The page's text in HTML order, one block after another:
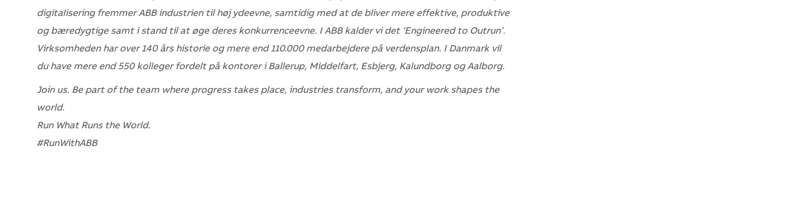
digitalisering fremmer ABB industrien til høj ydeevne, samtidig med at de bliver mere effektive, produktive
og bæredygtige samt i stand til at øge deres konkurrenceevne. I ABB kalder vi det ‘Engineered to Outrun’.
Virksomheden har over 140 års historie og mere end 110.000 medarbejdere på verdensplan. I Danmark vil
du have mere end 550 kolleger fordelt på kontorer i Ballerup, Middelfart, Esbjerg, Kalundborg og Aalborg.
Join us. Be part of the team where progress takes place, industries transform, and your work shapes the
world.
Run What Runs the World.
#RunWithABB